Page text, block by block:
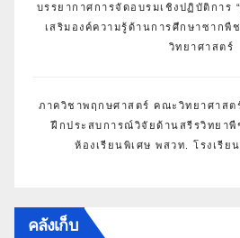
บรรยากาศการจัดอบรมเชิงปฏิบัติการ
เสริมองค์ความรู้ด้านการศึกษาซากพื
วิทยาศาสตร์
ภาควิชาพฤกษศาสตร์ คณะวิทยาศาส
ฝึกประสบการณ์วิจัยด้านสรีรวิทยาพื
ห้องเรียนพิเศษ พสวท. โรงเรีย
คลังเก็บ